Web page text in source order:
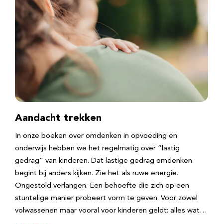
Aandacht trekken
In onze boeken over omdenken in opvoeding en
onderwijs hebben we het regelmatig over “lastig
gedrag” van kinderen. Dat lastige gedrag omdenken
begint bij anders kijken. Zie het als ruwe energie.
Ongestold verlangen. Een behoefte die zich op een
stuntelige manier probeert vorm te geven. Voor zowel
volwassenen maar vooral voor kinderen geldt: alles wat…